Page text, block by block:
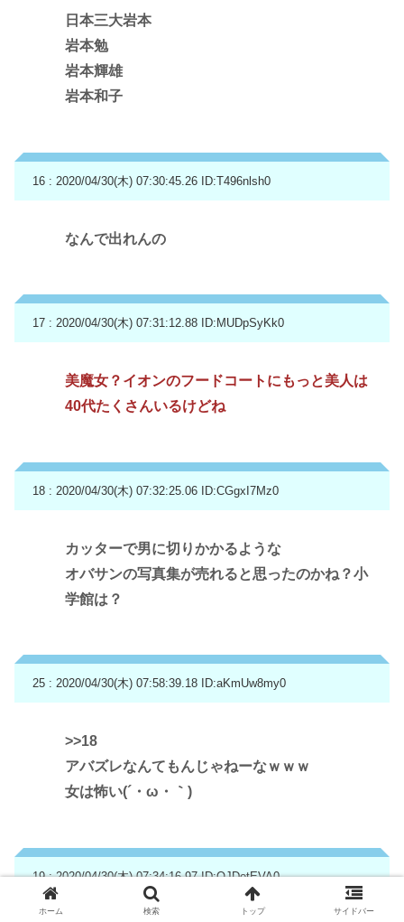
日本三大岩本
岩本勉
岩本輝雄
岩本和子
16 : 2020/04/30(木) 07:30:45.26 ID:T496nlsh0
なんで出れんの
17 : 2020/04/30(木) 07:31:12.88 ID:MUDpSyKk0
美魔女？イオンのフードコートにもっと美人は
40代たくさんいるけどね
18 : 2020/04/30(木) 07:32:25.06 ID:CGgxI7Mz0
カッターで男に切りかかるような
オバサンの写真集が売れると思ったのかね？小
学館は？
25 : 2020/04/30(木) 07:58:39.18 ID:aKmUw8my0
>>18
アバズレなんてもんじゃねーなｗｗｗ
女は怖い(´・ω・｀)
19 : 2020/04/30(木) 07:34:16.97ID:OJDotEVA0
ホーム 検索 トップ サイドバー